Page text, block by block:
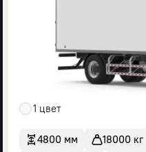
1 цвет
4800 мм 18000 кг